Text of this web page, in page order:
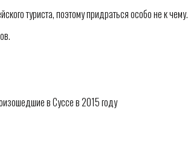
туриста, поэтому придраться особо не к чему.
в Суссе в 2015 году